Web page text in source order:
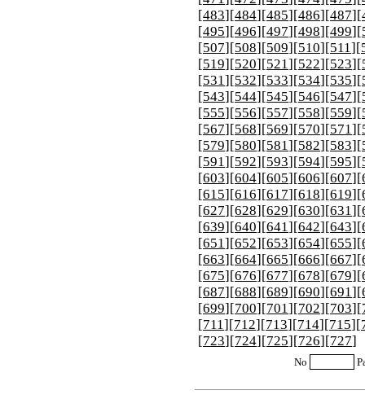
[483][484][485][486][487][
[495][496][497][498][499][
[507][508][509][510][511][
[519][520][521][522][523][
[531][532][533][534][535][
[543][544][545][546][547][
[555][556][557][558][559][
[567][568][569][570][571][
[579][580][581][582][583][
[591][592][593][594][595][
[603][604][605][606][607][
[615][616][617][618][619][
[627][628][629][630][631][
[639][640][641][642][643][
[651][652][653][654][655][
[663][664][665][666][667][
[675][676][677][678][679][
[687][688][689][690][691][
[699][700][701][702][703][
[711][712][713][714][715][
[723][724][725][726][727]
No